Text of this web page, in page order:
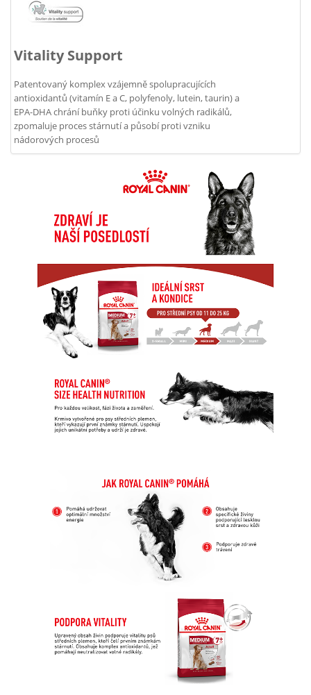
Vitality Support
Patentovaný komplex vzájemně spolupracujících
antioxidantů (vitamín E a C, polyfenoly, lutein, taurin) a
EPA-DHA chrání buňky proti účinku volných radikálů,
zpomaluje proces stárnutí a působí proti vzniku
nádorových procesů